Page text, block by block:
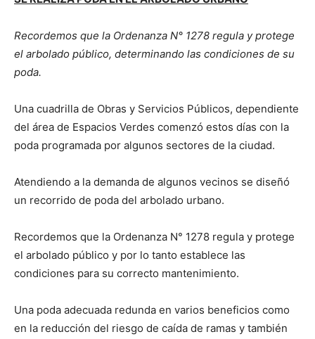
Recordemos que la Ordenanza N° 1278 regula y protege
el arbolado público, determinando las condiciones de su
poda.
Una cuadrilla de Obras y Servicios Públicos, dependiente
del área de Espacios Verdes comenzó estos días con la
poda programada por algunos sectores de la ciudad.
Atendiendo a la demanda de algunos vecinos se diseñó
un recorrido de poda del arbolado urbano.
Recordemos que la Ordenanza N° 1278 regula y protege
el arbolado público y por lo tanto establece las
condiciones para su correcto mantenimiento.
Una poda adecuada redunda en varios beneficios como
en la reducción del riesgo de caída de ramas y también